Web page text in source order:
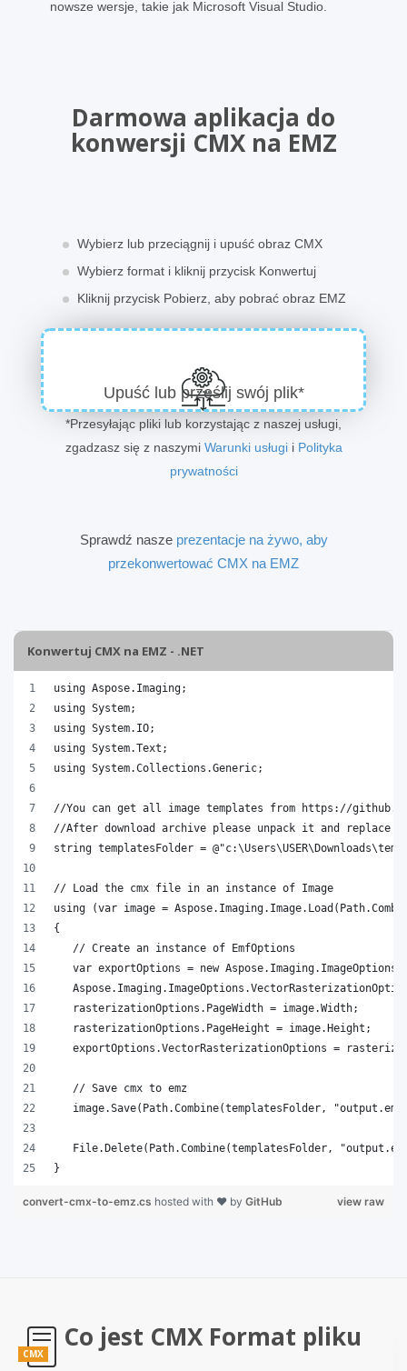
nowsze wersje, takie jak Microsoft Visual Studio.
Darmowa aplikacja do
konwersji CMX na EMZ
Wybierz lub przeciągnij i upuść obraz CMX
Wybierz format i kliknij przycisk Konwertuj
Kliknij przycisk Pobierz, aby pobrać obraz EMZ
Upuść lub prześlij swój plik*
*Przesyłając pliki lub korzystając z naszej usługi,
zgadzasz się z naszymi Warunki usługii Polityka
prywatności
Sprawdź nasze prezentacje na żywo, aby
przekonwertować CMX na EMZ
Konwertuj CMX na EMZ - .NET
}
view raw
convert-cmx-to-emz.cs hosted with ❤ by GitHub
CMX
Co jest CMX Format pliku